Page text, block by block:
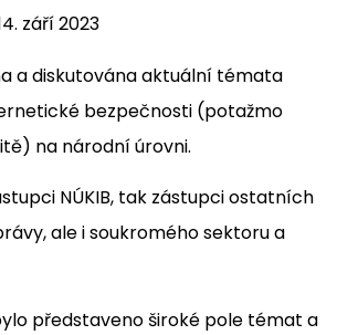
září 2023
a diskutována aktuální témata
bezpečnosti (potažmo
na národní úrovni.
NÚKIB, tak zástupci ostatních
ale i soukromého sektoru a
představeno široké pole témat a